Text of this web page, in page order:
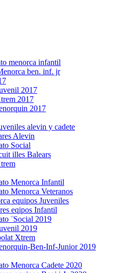
menorca infantil
ben. inf. jr
2017
2017
2017
alevin y cadete
Alevin
Social
illes Balears
Menorca Infantil
Menorca Veteranos
equipos Juveniles
eqipos Infantil
¨Social 2019
2019
Xtrem
Ben-Inf-Junior 2019
Menorca Cadete 2020